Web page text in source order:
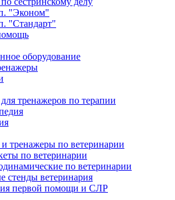
"Эконом"
"Стандарт"
оборудование
тренажеров по терапии
тренажеры по ветеринарии
по ветеринарии
по ветеринарии
стенды ветеринария
первой помощи и СЛР